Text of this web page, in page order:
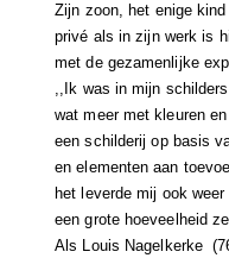
Zijn zoon, het enige
privé als in zijn werk is
met de gezamenlijke
,,Ik was in mijn
wat meer met kleuren
een schilderij op basis
en elementen aan
het leverde mij ook
een grote hoeveelheid
Als Louis Nagelkerke